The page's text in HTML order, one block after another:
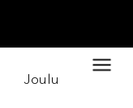
Joulu